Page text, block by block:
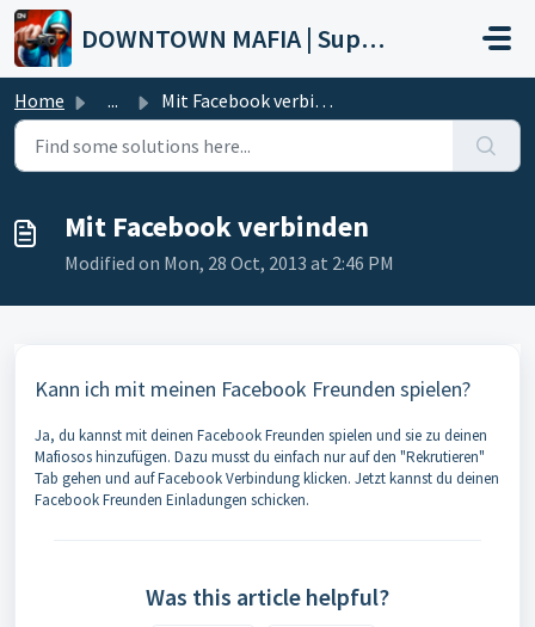
Skip to main content
DOWNTOWN MAFIA | Support
Home ... Mit Facebook verbinden
Mit Facebook verbinden
Modified on Mon, 28 Oct, 2013 at 2:46 PM
Kann ich mit meinen Facebook Freunden spielen?
Ja, du kannst mit deinen Facebook Freunden spielen und sie zu deinen
Mafiosos hinzufügen. Dazu musst du einfach nur auf den "Rekrutieren"
Tab gehen und auf Facebook Verbindung klicken. Jetzt kannst du deinen
Facebook Freunden Einladungen schicken.
Was this article helpful?